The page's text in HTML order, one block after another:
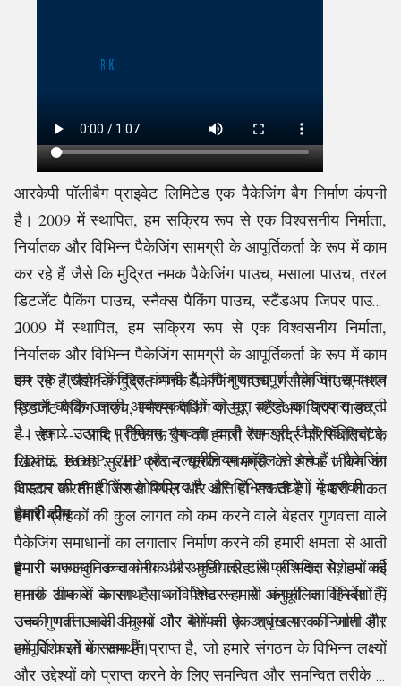
आरकेपी पॉलीबैग प्राइवेट लिमिटेड एक पैकेजिंग बैग निर्माण कंपनी
है। 2009 में स्थापित, हम सक्रिय रूप से एक विश्वसनीय निर्माता,
निर्यातक और विभिन्न पैकेजिंग सामग्री के आपूर्तिकर्ता के रूप में काम
कर रहे हैं जैसे कि मुद्रितनमक पैकेजिंग पाउच, मसाला पाउच, तरल
डिटर्जेंट पैकिंग पाउच, स्नैक्स पैकिंग पाउच, स्टैंडअप जिपर पाउच,
2009 में स्थापित, हम सक्रिय रूप से एक विश्वसनीय निर्माता,
निर्यातक और विभिन्न पैकेजिंग सामग्री के आपूर्तिकर्ता के रूप में काम
कर रहे हैं जैसे कि मुद्रित नमक पैकेजिंग पाउच, मसाला पाउच, तरल
डिटर्जेंट पैकिंग पाउच, स्नैक्स पैकिंग पाउच, स्टैंडअप जिपर पाउच, -
--- सेप ---- आदि। टिकाऊ बैग की हमारी रेंज आर्द्र परिस्थितियों के
खिलाफ स्वच्छ सुरक्षा प्रदान करके सामग्री के शेल्फ जीवन का
विस्तार करती है जिससे स्पिल और क्षति हो सकती है। हमारी ताकत
हमारे ग्राहकों की कुल लागत को कम करने वाले बेहतर गुणवत्ता वाले
पैकेजिंग समाधानों का लगातार निर्माण करने की हमारी क्षमता से आती
है
।
हम एक ग्राहक-केंद्रित कंपनी हैं, जो गुणवत्तापूर्ण पैकेजिंग समाधान
प्रदान करके उनकी आवश्यकताओं को पूरा करने का प्रयास करती
है। हमारे उत्पाद प्रीमियम गुणवत्ता वाली सामग्री जैसे पॉलिएस्टर,
LDPE, BOPP, CPP और एल्यूमीनियम फ़ॉइल से बने हैं। पैकेजिंग
आइटम की हमारी रेंज लोकप्रिय है और विभिन्न उद्योगों में इसकी मांग
है।
हमारी अत्याधुनिक तकनीक और बुनियादी ढांचे की मदद से, हम कई
मानक आकारों के साथ-साथ विशिष्ट रूप से अनुकूलित विनिर्देशों में
उच्च गुणवत्ता वाली फिल्मों और बैगों की एक श्रृंखला का निर्माण और
आपूर्ति करने में सक्षम हैं।
हमारी टीम
हमारी सफलता उच्च योग्य और अच्छी तरह से प्रशिक्षित पेशेवरों की
हमारी टीम के कारण है। जो पेशेवर हमारी कंपनी का हिस्सा हैं,
उनकी भर्ती उनके अनुभव और योग्यता के आधार पर की जाती है।
हमें विशेषज्ञों का समर्थन प्राप्त है, जो हमारे संगठन के विभिन्न लक्ष्यों
और उद्देश्यों को प्राप्त करने के लिए समन्वित और समन्वित तरीके से